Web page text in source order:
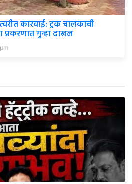
कारवाई: ट्रक चालकाची
प्रकरणात गुन्हा दाखल